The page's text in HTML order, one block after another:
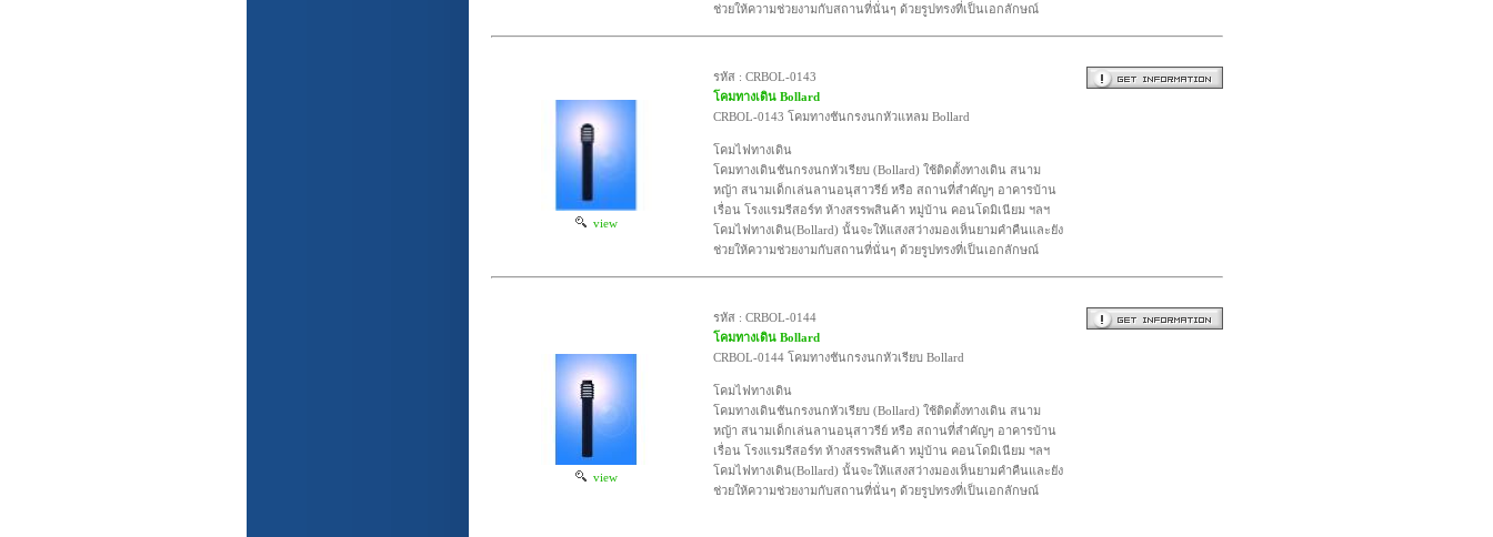
ช่วยให้ความช่วยงามกับสถานที่นั่นๆ ด้วยรูปทรงที่เป็นเอกลักษณ์
view
รหัส : CRBOL-0143
โคมทางเดิน Bollard
CRBOL-0143 โคมทางชันกรงนกหัวแหลม Bollard
โคมไฟทางเดิน
โคมทางเดินชันกรงนกหัวเรียบ (Bollard) ใช้ติดตั้งทางเดิน สนาม
หญ้า สนามเด็กเล่นลานอนุสาวรีย์ หรือ สถานที่สำคัญๆ อาคารบ้าน
เรื่อน โรงแรมรีสอร์ท ห้างสรรพสินค้า หมู่บ้าน คอนโดมิเนียม ฯลฯ
โคมไฟทางเดิน(Bollard) นั้นจะให้แสงสว่างมองเห็นยามคำคืนและยัง
ช่วยให้ความช่วยงามกับสถานที่นั่นๆ ด้วยรูปทรงที่เป็นเอกลักษณ์
view
รหัส : CRBOL-0144
โคมทางเดิน Bollard
CRBOL-0144 โคมทางชันกรงนกหัวเรียบ Bollard
โคมไฟทางเดิน
โคมทางเดินชันกรงนกหัวเรียบ (Bollard) ใช้ติดตั้งทางเดิน สนาม
หญ้า สนามเด็กเล่นลานอนุสาวรีย์ หรือ สถานที่สำคัญๆ อาคารบ้าน
เรื่อน โรงแรมรีสอร์ท ห้างสรรพสินค้า หมู่บ้าน คอนโดมิเนียม ฯลฯ
โคมไฟทางเดิน(Bollard) นั้นจะให้แสงสว่างมองเห็นยามคำคืนและยัง
ช่วยให้ความช่วยงามกับสถานที่นั่นๆ ด้วยรูปทรงที่เป็นเอกลักษณ์